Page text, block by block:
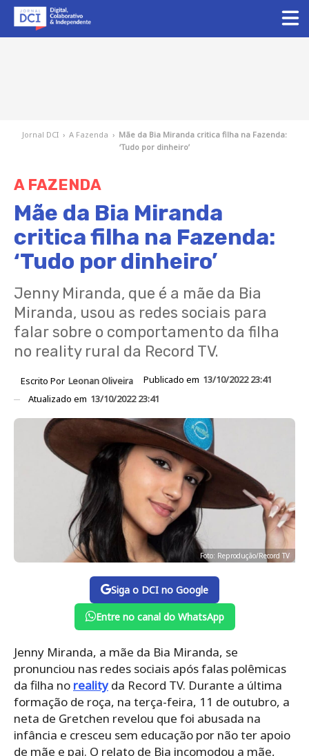
Jornal DCI › A Fazenda › Mãe da Bia Miranda critica filha na Fazenda:
‘Tudo por dinheiro’
A FAZENDA
Mãe da Bia Miranda
critica filha na Fazenda:
‘Tudo por dinheiro’
Jenny Miranda, que é a mãe da Bia
Miranda, usou as redes sociais para
falar sobre o comportamento da filha
no reality rural da Record TV.
Escrito Por Leonan Oliveira Publicado em 13/10/2022 23:41
Atualizado em 13/10/2022 23:41
Foto: Reprodução/Record TV
Siga o DCI no Google
Entre no canal do WhatsApp
Jenny Miranda, a mãe da Bia Miranda, se
pronunciou nas redes sociais após falas polêmicas
da filha no realityda Record TV. Durante a última
formação de roça, na terça-feira, 11 de outubro, a
neta de Gretchen revelou que foi abusada na
infância e cresceu sem educação por não ter apoio
de mãe e pai. O relato de Bia incomodou a mãe,